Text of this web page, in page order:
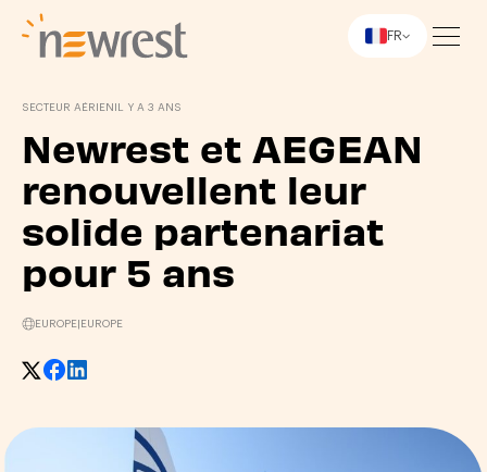
FR
SECTEUR AÉRIEN IL Y A 3 ANS
Newrest et AEGEAN
renouvellent leur
solide partenariat
pour 5 ans
EUROPE EUROPE